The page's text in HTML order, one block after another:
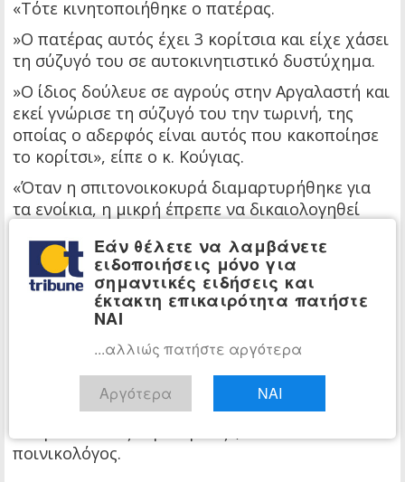
«Τότε κινητοποιήθηκε ο πατέρας.
»Ο πατέρας αυτός έχει 3 κορίτσια και είχε χάσει
τη σύζυγό του σε αυτοκινητιστικό δυστύχημα.
»Ο ίδιος δούλευε σε αγρούς στην Αργαλαστή και
εκεί γνώρισε τη σύζυγό του την τωρινή, της
οποίας ο αδερφός είναι αυτός που κακοποίησε
το κορίτσι», είπε ο κ. Κούγιας.
«Όταν η σπιτονοικοκυρά διαμαρτυρήθηκε για
τα ενοίκια, η μικρή έπρεπε να δικαιολογηθεί
»Σε ανύποπτο χρόνο η νεαρή το είπε στην
καθηγήτριά της, και αυτή η καθηγήτρια την
έφερε σε επαφή με ψυχολόγο.
»Η μικρή αισθάνεται ότι εκείνη φταίει για ό,τι
έγινε, ότι έπρεπε να το αποκρύψει και να
ποινικολόγος.
Εάν θέλετε να λαμβάνετε
ειδοποιήσεις μόνο για
σημαντικές ειδήσεις και
έκτακτη επικαιρότητα πατήστε
ΝΑΙ
...αλλιώς πατήστε αργότερα
Αργότερα ΝΑΙ